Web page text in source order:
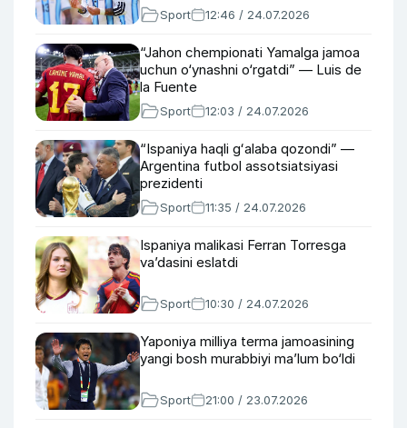
Sport 12:46 / 24.07.2026
“Jahon chempionati Yamalga jamoa
uchun o‘ynashni o‘rgatdi” — Luis de
la Fuente
Sport 12:03 / 24.07.2026
“Ispaniya haqli gʻalaba qozondi” —
Argentina futbol assotsiatsiyasi
prezidenti
Sport 11:35 / 24.07.2026
Ispaniya malikasi Ferran Torresga
vaʼdasini eslatdi
Sport 10:30 / 24.07.2026
Yaponiya milliya terma jamoasining
yangi bosh murabbiyi ma’lum bo‘ldi
Sport 21:00 / 23.07.2026